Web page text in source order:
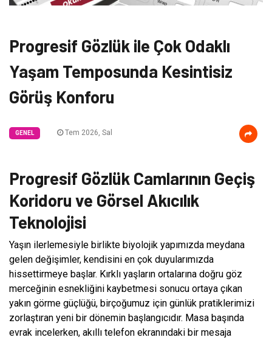
Progresif Gözlük ile Çok Odaklı
Yaşam Temposunda Kesintisiz
Görüş Konforu
GENEL Tem 2026, Sal
Progresif Gözlük Camlarının Geçiş
Koridoru ve Görsel Akıcılık
Teknolojisi
Yaşın ilerlemesiyle birlikte biyolojik yapımızda meydana
gelen değişimler, kendisini en çok duyularımızda
hissettirmeye başlar. Kırklı yaşların ortalarına doğru göz
merceğinin esnekliğini kaybetmesi sonucu ortaya çıkan
yakın görme güçlüğü, birçoğumuz için günlük pratiklerimizi
zorlaştıran yeni bir dönemin başlangıcıdır. Masa başında
evrak incelerken, akıllı telefon ekranındaki bir mesaja